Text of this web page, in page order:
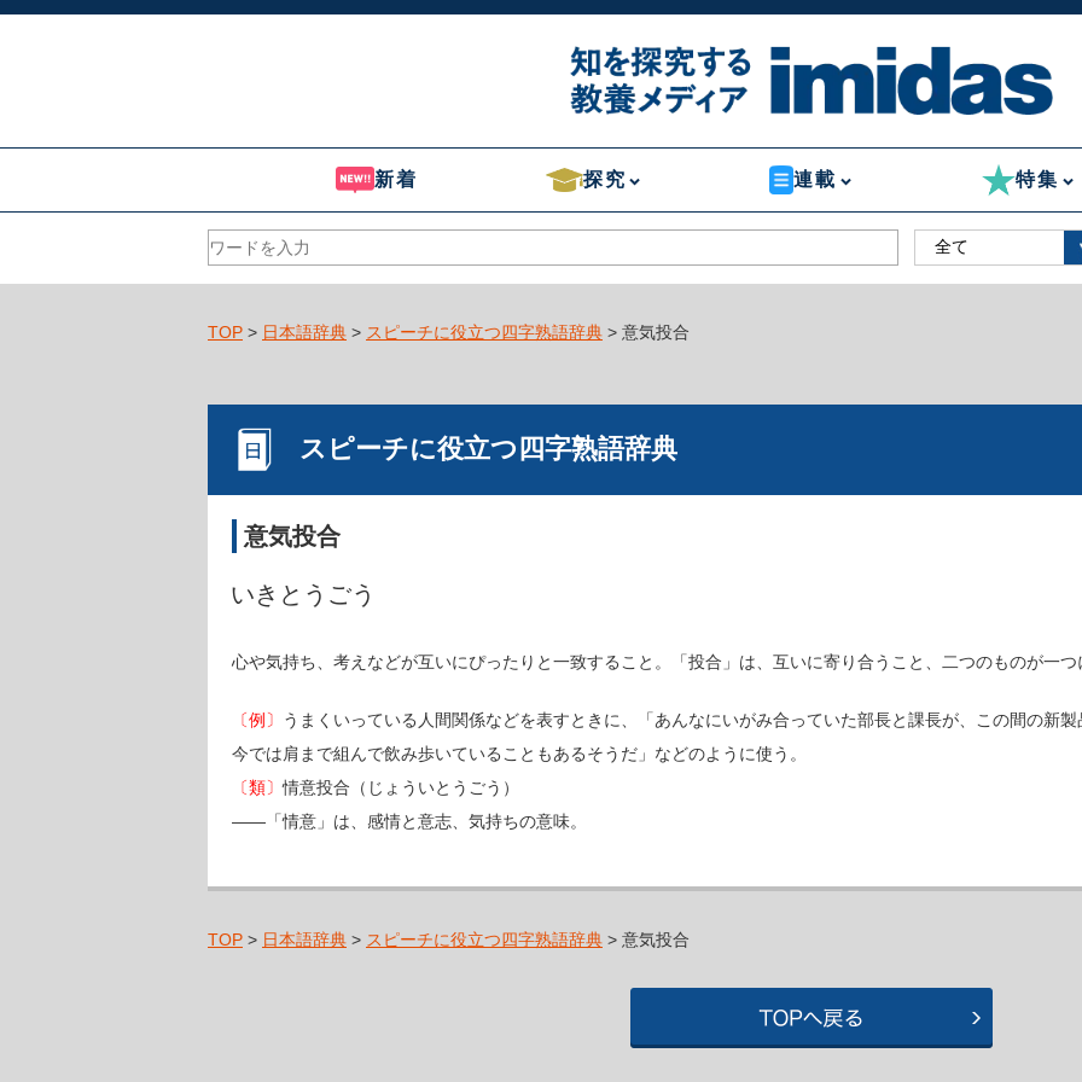
新着 探究 連載 特集
TOP > 日本語辞典 > スピーチに役立つ四字熟語辞典 > 意気投合
スピーチに役立つ四字熟語辞典
意気投合
いきとうごう
心や気持ち、考えなどが互いにぴったりと一致すること。「投合」は、互いに寄り合うこと、二つのものが一
〔例〕
うまくいっている人間関係などを表すときに、「あんなにいがみ合っていた部長と課長が、この間の新
今では肩まで組んで飲み歩いていることもあるそうだ」などのように使う。
〔類〕情意投合（じょういとうごう）
――「情意」は、感情と意志、気持ちの意味。
TOP > 日本語辞典 > スピーチに役立つ四字熟語辞典 > 意気投合